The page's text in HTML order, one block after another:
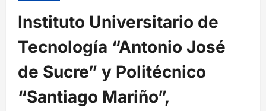
Instituto Universitario de
Tecnología “Antonio José
de Sucre” y Politécnico
“Santiago Mariño”,